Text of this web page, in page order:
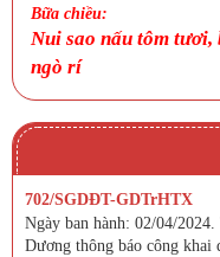
Bữa chiều:
Nui sao nấu tôm tươi,
ngò rí
702/SGDĐT-GDTrHTX
Ngày ban hành: 02/04/
Dương thông báo công khai